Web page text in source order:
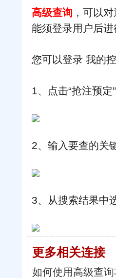
高级查询 ，可以
能须登录用户后
您可以登录 我的
1、点击“抢注预定
2、输入要查的关
3、从搜索结果中
更多相关连接
如何使用高级查